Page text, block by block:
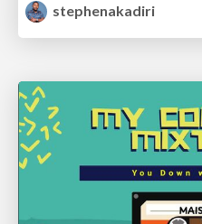
stephenakadiri